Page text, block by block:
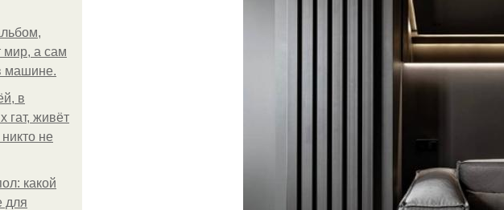
мир, а сам
машине.
в
гат, живёт
не
какой
для